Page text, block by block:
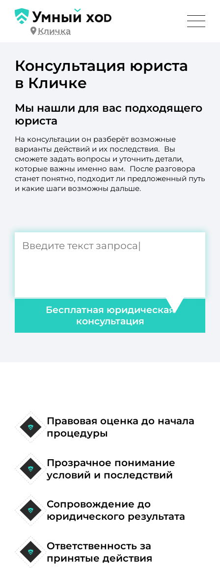
Кличка
Консультация юриста
в Кличке
Мы нашли для вас подходящего
юриста
На консультации он разберёт возможные
варианты действий и их последствия. Вы
сможете задать вопросы и уточнить детали,
которые важны именно вам. После разговора
станет понятно, подходит ли предложенный путь
и какие шаги возможны дальше.
Бесплатная юридическая
консультация
Правовая оценка до начала
процедуры
Прозрачное понимание
условий и последствий
Сопровождение до
юридического результата
Ответственность за
принятые действия